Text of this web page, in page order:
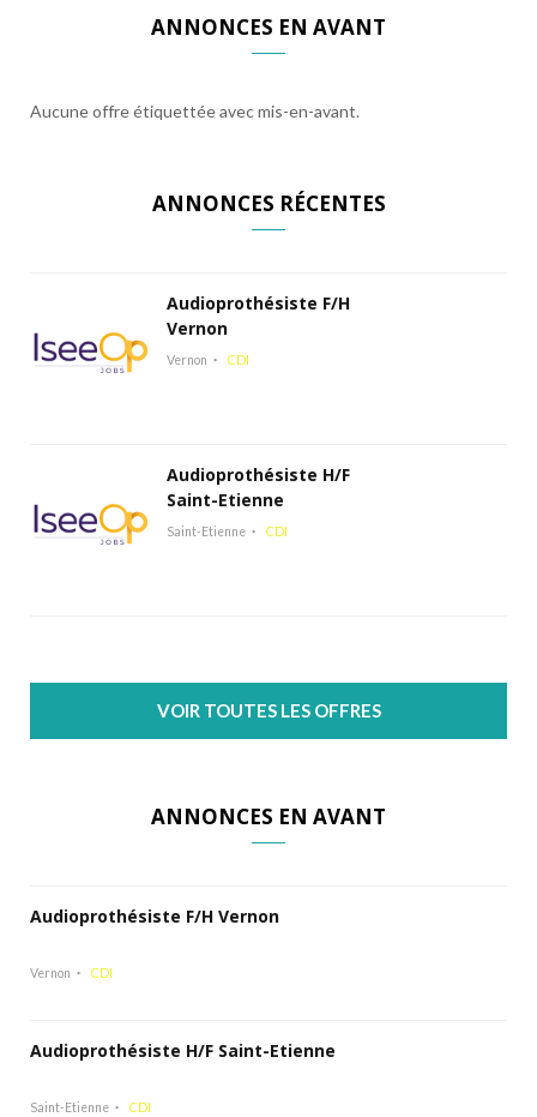
ANNONCES EN AVANT
Aucune offre étiquettée avec mis-en-avant.
ANNONCES RÉCENTES
Audioprothésiste F/H
Vernon
Vernon CDI
Audioprothésiste H/F
Saint-Etienne
Saint-Etienne CDI
VOIR TOUTES LES OFFRES
ANNONCES EN AVANT
Audioprothésiste F/H Vernon
Vernon CDI
Audioprothésiste H/F Saint-Etienne
Saint-Etienne CDI